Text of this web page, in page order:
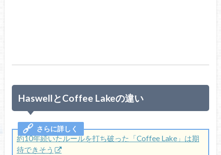
HaswellとCoffee Lakeの違い
約10年続いたルールを打ち破った「Coffee Lake」は期
待できそう